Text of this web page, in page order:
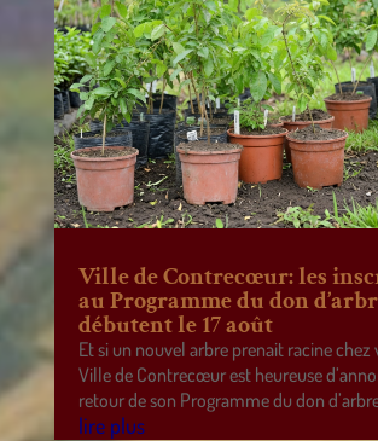
Ville de Contrecœur: les
au Programme du don
débutent le 17 août
Et si un nouvel arbre prenait racine chez
Ville de Contrecœur est heureuse
retour de son Programme du don
lire plus